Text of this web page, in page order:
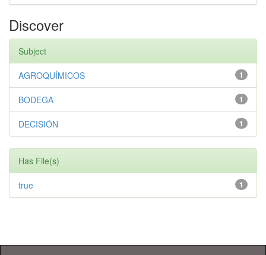
Discover
Subject
1
AGROQUÍMICOS
1
BODEGA
1
DECISIÓN
Has File(s)
1
true